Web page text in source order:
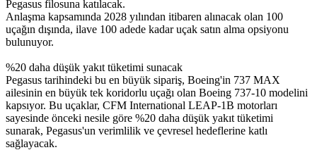
Pegasus filosuna katılacak.
Anlaşma kapsamında 2028 yılından itibaren alınacak olan 100
uçağın dışında, ilave 100 adede kadar uçak satın alma opsiyonu
bulunuyor.
%20 daha düşük yakıt tüketimi sunacak
Pegasus tarihindeki bu en büyük sipariş, Boeing'in 737 MAX
ailesinin en büyük tek koridorlu uçağı olan Boeing 737-10 modelini
kapsıyor. Bu uçaklar, CFM International LEAP-1B motorları
sayesinde önceki nesile göre %20 daha düşük yakıt tüketimi
sunarak, Pegasus'un verimlilik ve çevresel hedeflerine katlı
sağlayacak.